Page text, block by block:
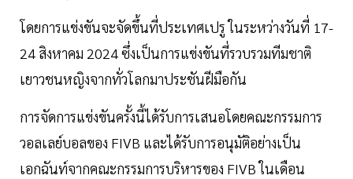
โดยการแข่งขันจะจัดขึ้นที่ประเทศเปรู ในระหว่างวันที่ 17-
24 สิงหาคม 2024 ซึ่งเป็นการแข่งขันที่รวบรวมทีมชาติ
เยาวชนหญิงจากทั่วโลกมาประชันฝีมือกัน
การจัดการแข่งขันครั้งนี้ได้รับการเสนอโดยคณะกรรมการ
วอลเลย์บอลของ FIVB และได้รับการอนุมัติอย่างเป็น
เอกฉันท์จากคณะกรรมการบริหารของ FIVB ในเดือน